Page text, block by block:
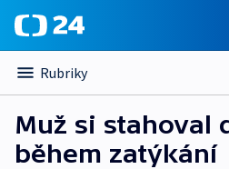
Rubriky
Muž si stahoval
během zatýkání